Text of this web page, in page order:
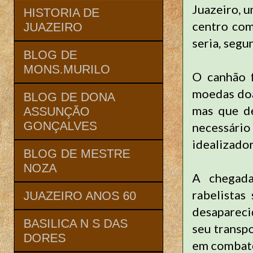
Juazeiro,
centro
seria,
O
moedas
mas que
A
rabelistas
seu
em
HISTORIA DE
JUAZEIRO
BLOG DE
MONS.MURILO
BLOG DE DONA
ASSUNÇÃO
GONÇALVES
BLOG DE MESTRE
NOZA
JUAZEIRO ANOS 60
BASILICA N S DAS
DORES